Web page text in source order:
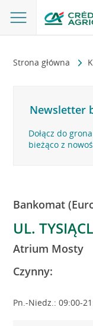
Strona główna
Newsletter
Dołącz do
bieżąco z
Bankomat
UL.
Atrium Mosty
Czynny:
Pn.-Niedz.: 09:00-